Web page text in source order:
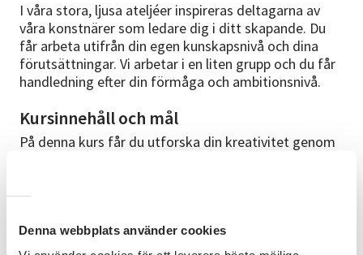
Denna webbplats använder cookies
I våra stora, ljusa ateljéer inspireras deltagarna av
våra konstnärer som ledare dig i ditt skapande. Du
får arbeta utifrån din egen kunskapsnivå och dina
förutsättningar. Vi arbetar i en liten grupp och du får
handledning efter din förmåga och ambitionsnivå.
Kursinnehåll och mål
På denna kurs får du utforska din kreativitet genom
kombinerar gärna flera uttrycksformer i ett lekfullt
prestigelös atmosfär väcker vi nyfikenhet,
skaparglädje och lusten att uttrycka sig fritt.